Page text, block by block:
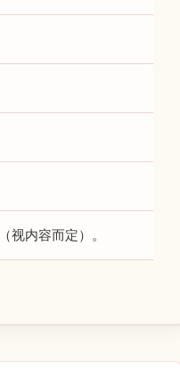
内容而定）。